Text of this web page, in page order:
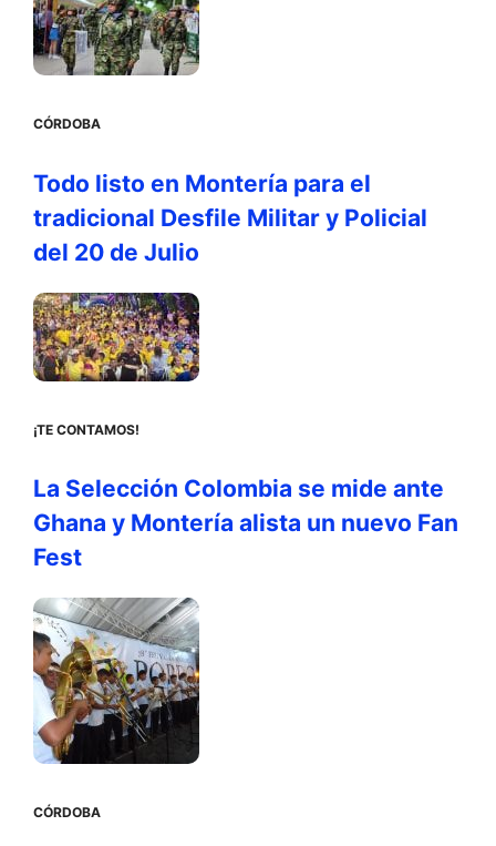
CÓRDOBA
Todo listo en Montería para el
tradicional Desfile Militar y Policial
del 20 de Julio
¡TE CONTAMOS!
La Selección Colombia se mide ante
Ghana y Montería alista un nuevo Fan
Fest
CÓRDOBA